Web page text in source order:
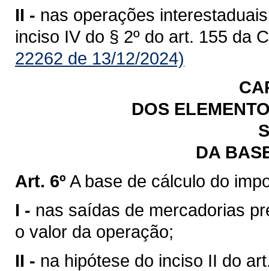
II - nas operações
inciso IV do § 2º do art. 155 da
22262 de 13/12/2024)
DOS
DA
Art. 6º A base de cálculo do
I - nas saídas de mercadorias
o valor da operação;
II - na hipótese do inciso II do